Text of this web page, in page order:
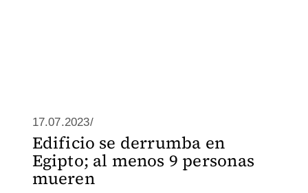
17.07.2023/
Edificio se derrumba en
Egipto; al menos 9 personas
mueren